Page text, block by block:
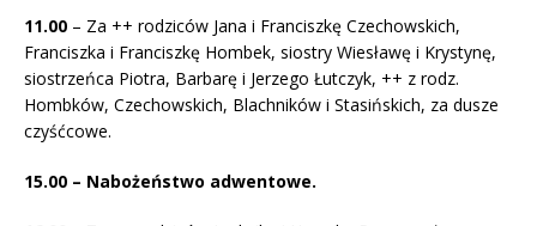
11.00 – Za ++ rodziców Jana i Franciszkę Czechowskich,
Franciszka i Franciszkę Hombek, siostry Wiesławę i Krystynę,
siostrzeńca Piotra, Barbarę i Jerzego Łutczyk, ++ z rodz.
Hombków, Czechowskich, Blachników i Stasińskich, za dusze
czyśćcowe.
15.00 – Nabożeństwo adwentowe.